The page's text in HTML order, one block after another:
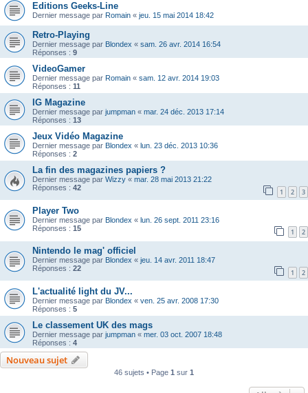
Editions Geeks-Line
Dernier message par Romain « jeu. 15 mai 2014 18:42
Retro-Playing
Dernier message par Blondex « sam. 26 avr. 2014 16:54
Réponses : 9
VideoGamer
Dernier message par Romain « sam. 12 avr. 2014 19:03
Réponses : 11
IG Magazine
Dernier message par jumpman « mar. 24 déc. 2013 17:14
Réponses : 13
Jeux Vidéo Magazine
Dernier message par Blondex « lun. 23 déc. 2013 10:36
Réponses : 2
La fin des magazines papiers ?
Dernier message par Wizzy « mar. 28 mai 2013 21:22
Réponses : 42 1 2 3
Player Two
Dernier message par Blondex « lun. 26 sept. 2011 23:16
Réponses : 15 1 2
Nintendo le mag' officiel
Dernier message par Blondex « jeu. 14 avr. 2011 18:47
Réponses : 22 1 2
L'actualité light du JV...
Dernier message par Blondex « ven. 25 avr. 2008 17:30
Réponses : 5
Le classement UK des mags
Dernier message par jumpman « mer. 03 oct. 2007 18:48
Réponses : 4
Nouveau sujet
46 sujets • Page 1 sur 1